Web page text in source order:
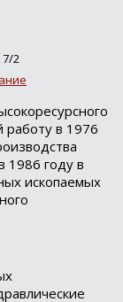
2
работу в 1976
году в
ископаемых